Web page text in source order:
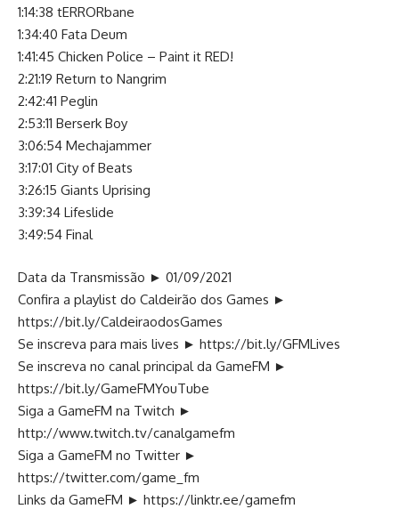
1:14:38 tERRORbane
1:34:40 Fata Deum
1:41:45 Chicken Police – Paint it RED!
2:21:19 Return to Nangrim
2:42:41 Peglin
2:53:11 Berserk Boy
3:06:54 Mechajammer
3:17:01 City of Beats
3:26:15 Giants Uprising
3:39:34 Lifeslide
3:49:54 Final
Data da Transmissão ► 01/09/2021
Confira a playlist do Caldeirão dos Games ►
https://bit.ly/CaldeiraodosGames
Se inscreva para mais lives ► https://bit.ly/GFMLives
Se inscreva no canal principal da GameFM ►
https://bit.ly/GameFMYouTube
Siga a GameFM na Twitch ►
http://www.twitch.tv/canalgamefm
Siga a GameFM no Twitter ►
https://twitter.com/game_fm
Links da GameFM ► https://linktr.ee/gamefm